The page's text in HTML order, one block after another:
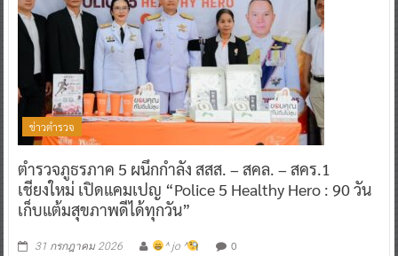
ข่าวตำรวจ
ตำรวจภูธรภาค 5 ผนึกกำลัง สสส. – สคล. – สคร.1
เชียงใหม่ เปิดแคมเปญ “Police 5 Healthy Hero : 90 วัน
เก็บแต้มสุขภาพดีได้ทุกวัน”
31 กรกฎาคม 2026 ^ jo ^ 0